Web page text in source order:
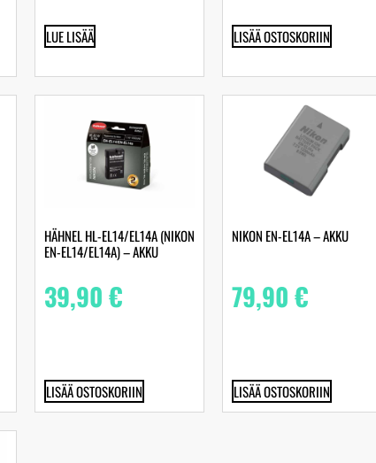
LUE LISÄÄ LISÄÄ OSTOSKORIIN
HÄHNEL HL-EL14/EL14A (NIKON
EN-EL14/EL14A) – AKKU
39,90€
LISÄÄ OSTOSKORIIN
NIKON EN-EL14A – AKKU
79,90€
LISÄÄ OSTOSKORIIN